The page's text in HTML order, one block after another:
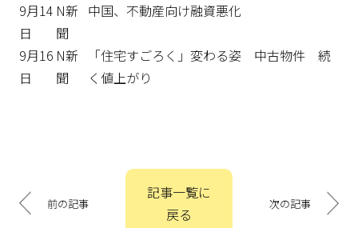
9月14
日
N新
聞
中国、不動産向け融資悪化
9月16
日
N新
聞
「住宅すごろく」変わる姿 中古物件 続
く値上がり
稿
ナ
前の記事
記事一覧に
戻る
次の記事